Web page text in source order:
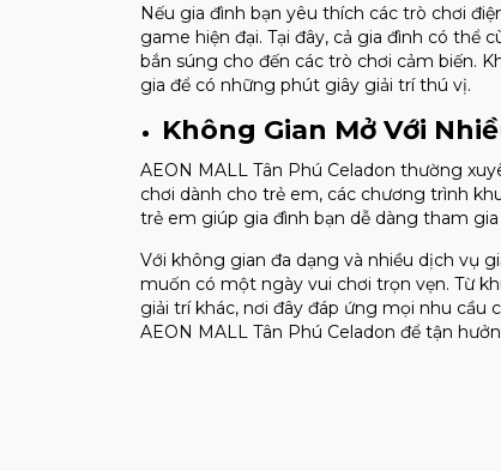
Nếu gia đình bạn yêu thích các trò chơi
game hiện đại. Tại đây, cả gia đình có
bắn súng cho đến các trò chơi cảm biến.
gia để có những phút giây giải trí thú vị.
Không Gian Mở Với
AEON MALL Tân Phú Celadon thường
chơi dành cho trẻ em, các chương trình
trẻ em giúp gia đình bạn dễ dàng tham
Với không gian đa dạng và nhiều dịch vụ
muốn có một ngày vui chơi trọn vẹn. Từ
giải trí khác, nơi đây đáp ứng mọi nhu
AEON MALL Tân Phú Celadon để tận